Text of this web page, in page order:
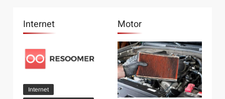
Internet 5 diciembre, 2022
¿Cómo optimizo mi canal de YouTube para un
mejor descubrimiento de mis videos?
Internet
Internet
Motor